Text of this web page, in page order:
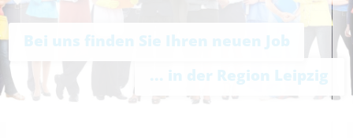
... in der Region Leipzig
Bei uns finden Sie Ihren neuen Job